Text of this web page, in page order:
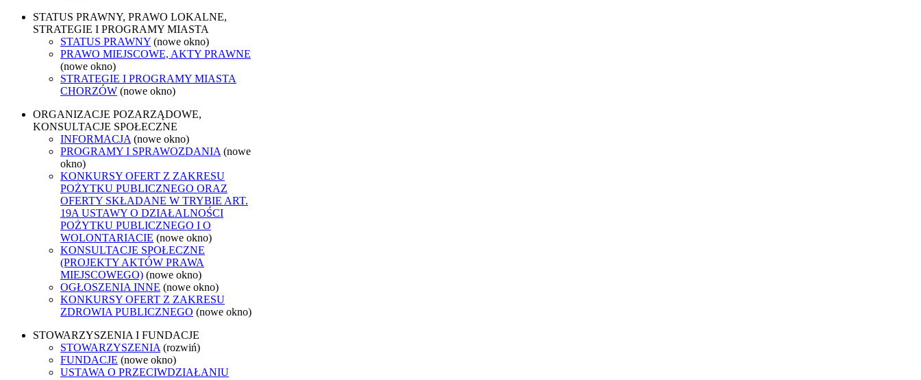
STATUS PRAWNY, PRAWO LOKALNE,
STRATEGIE I PROGRAMY MIASTA
STATUS PRAWNY (nowe okno)
PRAWO MIEJSCOWE, AKTY PRAWNE
(nowe okno)
STRATEGIE I PROGRAMY MIASTA
CHORZÓW (nowe okno)
ORGANIZACJE POZARZĄDOWE,
KONSULTACJE SPOŁECZNE
INFORMACJA (nowe okno)
PROGRAMY I SPRAWOZDANIA (nowe
okno)
KONKURSY OFERT Z ZAKRESU
POŻYTKU PUBLICZNEGO ORAZ
OFERTY SKŁADANE W TRYBIE ART.
19A USTAWY O DZIAŁALNOŚCI
POŻYTKU PUBLICZNEGO I O
WOLONTARIACIE (nowe okno)
KONSULTACJE SPOŁECZNE
(PROJEKTY AKTÓW PRAWA
MIEJSCOWEGO) (nowe okno)
OGŁOSZENIA INNE (nowe okno)
KONKURSY OFERT Z ZAKRESU
ZDROWIA PUBLICZNEGO (nowe okno)
STOWARZYSZENIA I FUNDACJE
STOWARZYSZENIA (rozwiń)
FUNDACJE (nowe okno)
USTAWA O PRZECIWDZIAŁANIU